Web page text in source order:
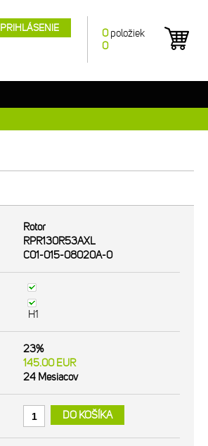
Rotor
RPR130R53AXL
C01-015-08020A-0
H1
23%
145.00EUR
24 Mesiacov
DO KOŠÍKA
0 položiek
0
PRIHLÁSENIE